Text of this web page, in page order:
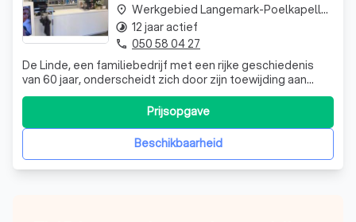
De Linde, een familiebedrijf met een rijke geschiedenis
van 60 jaar, onderscheidt zich door zijn toewijding aan
vakmanschap en kwaliteit. Opgericht in 1957 door André
Jaques, en sinds 1978 onder mijn beheer, hebben we ons
gevestigd als een betrouwbare partner voor
interieurwerkzaamheden. Ons team va
Beschikbaarheid
Prijsopgave
place Werkgebied Langemark-Poelkapelle Bikschote
timelapse 12 jaar actief
phone 050 58 04 27